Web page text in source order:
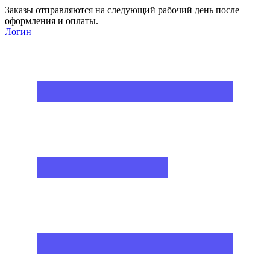
Заказы отправляются на следующий рабочий день после
оформления и оплаты.
Логин